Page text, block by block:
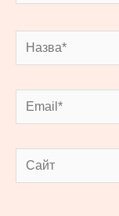
Назва*
Email*
Сайт